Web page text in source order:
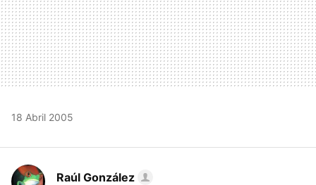
18 Abril 2005
Raúl González